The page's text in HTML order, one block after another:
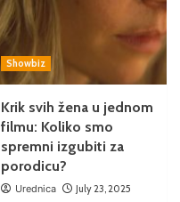
Showbiz
Krik svih žena u jednom
filmu: Koliko smo
spremni izgubiti za
porodicu?
Urednica July 23, 2025